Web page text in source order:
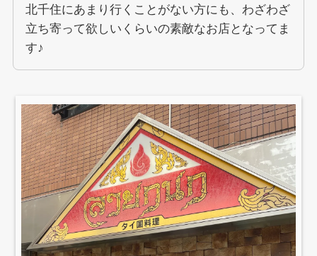
北千住にあまり行くことがない方にも、わざわざ
立ち寄って欲しいくらいの素敵なお店となってま
す♪